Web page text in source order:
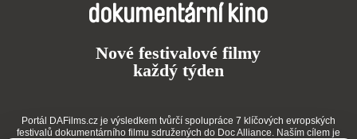
dokumentární kino
Nové festivalové filmy
každý týden
Portál DAFilms.cz je výsledkem tvůrčí spolupráce 7 klíčových evropských
festivalů dokumentárního filmu sdružených do Doc Alliance. Naším cílem je